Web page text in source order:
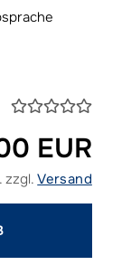
EUR
zzgl.Versand